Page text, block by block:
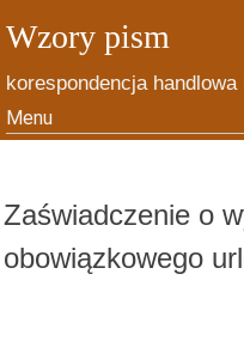
Wzory pism
korespondencja
Menu
Skip to content
Zaświadczenie o
obowiązkowego